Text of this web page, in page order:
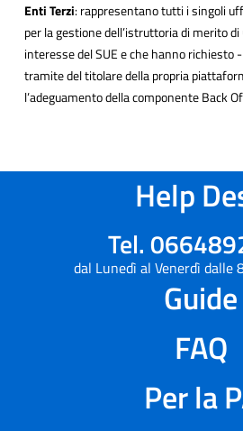
Enti Terzi: rappresentano tutti i singoli
per la gestione dell’istruttoria di merito
interesse del SUE e che hanno richiesto
tramite del titolare della propria
l’adeguamento della componente Back
Help
Tel.
dal Lunedì al Venerdì dalle
Guide
FAQ
Per la